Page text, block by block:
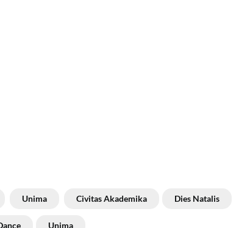
Unima Civitas Akademika Dies Natalis
Unima